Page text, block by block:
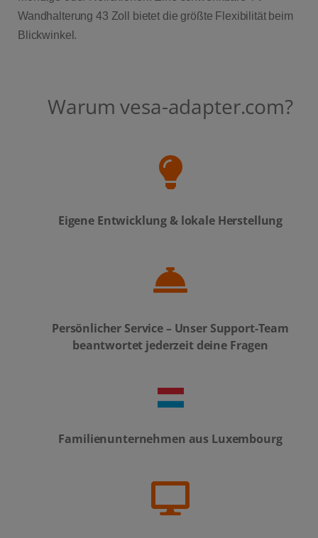
Wandhalterung 43 Zoll bietet die größte Flexibilität beim
Blickwinkel.
Warum vesa-adapter.com?
Eigene Entwicklung & lokale Herstellung
Persönlicher Service – Unser Support-Team
beantwortet jederzeit deine Fragen
Familienunternehmen aus Luxembourg